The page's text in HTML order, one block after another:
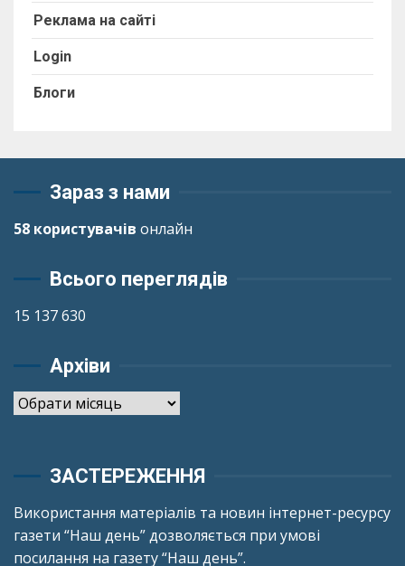
Реклама на сайті
Login
Блоги
Зараз з нами
58 користувачів онлайн
Всього переглядів
15 137 630
Архіви
Архіви
ЗАСТЕРЕЖЕННЯ
Використання матеріалів та новин інтернет-ресурсу
газети “Наш день” дозволяється при умові
посилання на газету “Наш день”.